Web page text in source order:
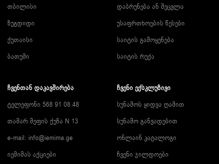
თბილისი
ზუგდიდი
ქუთაისი
ბათუმი
დაბრუნება ან შეცვლა
უსაფრთხოების წესები
საიტის გამოყენება
საიტის რუქა
ᲩᲕᲔᲜᲗᲐᲜ ᲓᲐᲙᲐᲕᲨᲘᲠᲔᲑᲐ
ტელეფონი 568 91 08 48
თამარ მეფის ქუჩა N 13
e-mail: info@iemima.ge
იემიმას აქციები
ᲩᲕᲔᲜᲘ ᲔᲥᲡᲙᲚᲣᲖᲘᲕᲘ
სუნამოს ყიდვა ღამით
სუნამო განვადებით
ონლაინ კატალოგი
ჩვენი ჯილდოები